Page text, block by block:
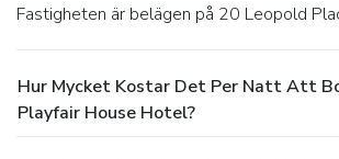
Fastigheten är belägen på 20 Leopold
Hur Mycket Kostar Det Per Natt Att
Playfair House Hotel?